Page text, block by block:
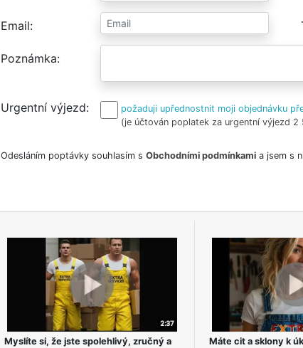
Email
Poznámka
Urgentní výjezd
požaduji upřednostnit moji objednávku
(je účtován poplatek za urgentní výjezd 2
Odesláním poptávky souhlasím s Obchodními podmínkamia jsem s
Myslíte si, že jste spolehlivý, zručný a
Máte cit a sklony k